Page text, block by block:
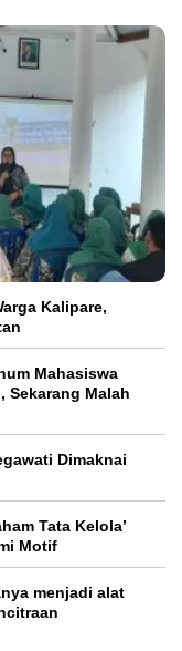
Kalipare,
Mahasiswa
Sekarang Malah
Dimaknai
Tata Kelola’
Motif
menjadi alat